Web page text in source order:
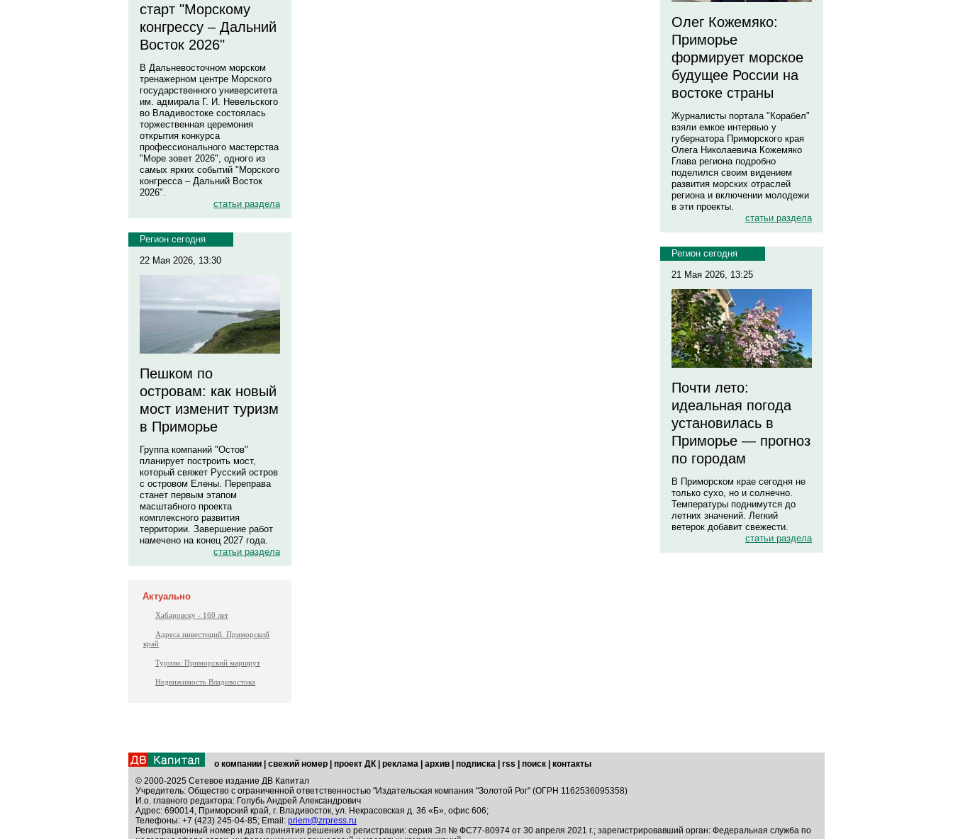
старт "Морскому
конгрессу – Дальний
Восток 2026"
В Дальневосточном морском
тренажерном центре Морского
государственного университета
им. адмирала Г. И. Невельского
во Владивостоке состоялась
торжественная церемония
открытия конкурса
профессионального мастерства
"Море зовет 2026", одного из
самых ярких событий "Морского
конгресса – Дальний Восток
2026".
статьи раздела
Регион сегодня
22 Мая 2026, 13:30
Пешком по
островам: как новый
мост изменит туризм
в Приморье
Группа компаний "Остов"
планирует построить мост,
который свяжет Русский остров
с островом Елены. Переправа
станет первым этапом
масштабного проекта
комплексного развития
территории. Завершение работ
намечено на конец 2027 года.
статьи раздела
Актуально
Хабаровску - 160 лет
Адреса инвестиций. Приморский
край
Туризм: Приморский маршрут
Недвижимость Владивостока
Олег Кожемяко:
Приморье
формирует морское
будущее России на
востоке страны
Журналисты портала "Корабел"
взяли емкое интервью у
губернатора Приморского края
Олега Николаевича Кожемяко
Глава региона подробно
поделился своим видением
развития морских отраслей
региона и включении молодежи
в эти проекты.
статьи раздела
Регион сегодня
21 Мая 2026, 13:25
Почти лето:
идеальная погода
установилась в
Приморье — прогноз
по городам
В Приморском крае сегодня не
только сухо, но и солнечно.
Температуры поднимутся до
летних значений. Легкий
ветерок добавит свежести.
статьи раздела
о компании свежий номер проект ДК реклама архив подписка rss поиск
контакты
© 2000-2025 Сетевое издание ДВ Капитал
Учредитель: Общество с ограниченной ответственностью "Издательская компания "Золотой Рог" (ОГРН 1162536095358)
И.о. главного редактора: Голубь Андрей Александрович
Адрес: 690014, Приморский край, г. Владивосток, ул. Некрасовская д. 36 «Б», офис 606;
Телефоны: +7 (423) 245-04-85; Email: priem@zrpress.ru
Регистрационный номер и дата принятия решения о регистрации: серия Эл № ФС77-80974 от 30 апреля 2021 г.; зарегистрировавший орган: Федеральная служба по